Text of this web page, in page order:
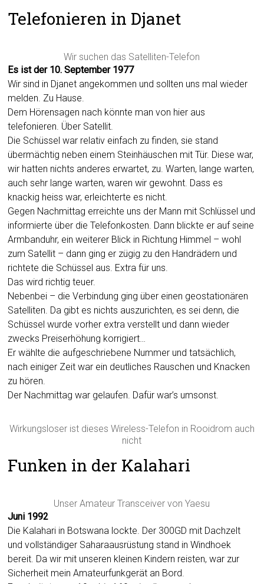
Telefonieren in Djanet
Wir suchen das Satelliten-Telefon
Es ist der 10. September 1977
Wir sind in Djanet angekommen und sollten uns mal wieder
melden. Zu Hause.
Dem Hörensagen nach könnte man von hier aus
telefonieren. Über Satellit.
Die Schüssel war relativ einfach zu finden, sie stand
übermächtig neben einem Steinhäuschen mit Tür. Diese war,
wir hatten nichts anderes erwartet, zu. Warten, lange warten,
auch sehr lange warten, waren wir gewohnt. Dass es
knackig heiss war, erleichterte es nicht.
Gegen Nachmittag erreichte uns der Mann mit Schlüssel und
informierte über die Telefonkosten. Dann blickte er auf seine
Armbanduhr, ein weiterer Blick in Richtung Himmel – wohl
zum Satellit – dann ging er zügig zu den Handrädern und
richtete die Schüssel aus. Extra für uns.
Das wird richtig teuer.
Nebenbei – die Verbindung ging über einen geostationären
Satelliten. Da gibt es nichts auszurichten, es sei denn, die
Schüssel wurde vorher extra verstellt und dann wieder
zwecks Preiserhöhung korrigiert…
Er wählte die aufgeschriebene Nummer und tatsächlich,
nach einiger Zeit war ein deutliches Rauschen und Knacken
zu hören.
Der Nachmittag war gelaufen. Dafür war’s umsonst.
Wirkungsloser ist dieses Wireless-Telefon in Rooidrom auch
nicht
Funken in der Kalahari
Unser Amateur Transceiver von Yaesu
Juni 1992
Die Kalahari in Botswana lockte. Der 300GD mit Dachzelt
und vollständiger Saharaausrüstung stand in Windhoek
bereit. Da wir mit unseren kleinen Kindern reisten, war zur
Sicherheit mein Amateurfunkgerät an Bord.